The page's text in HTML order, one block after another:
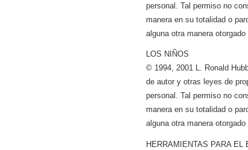
personal. Tal permiso no
manera en su totalidad o
alguna otra manera
LOS NIÑOS
© 1994, 2001 L. Ronald
de autor y otras leyes de
personal. Tal permiso no
manera en su totalidad o
alguna otra manera
HERRAMIENTAS PARA EL